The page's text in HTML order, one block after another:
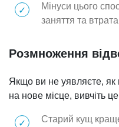
Мінуси цього
заняття та
Розмноження
Якщо ви не уявляєте, як
на нове місце, вивчіть
Старий кущ